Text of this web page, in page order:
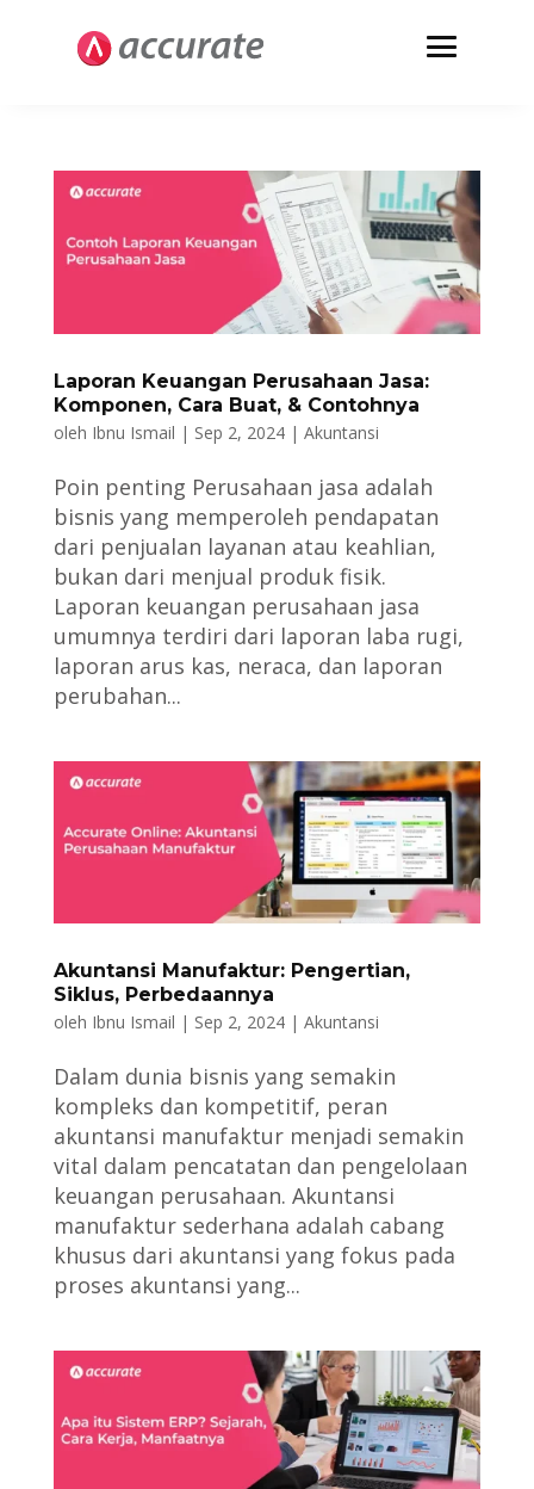
Laporan Keuangan Perusahaan Jasa:
Komponen, Cara Buat, & Contohnya
oleh Ibnu Ismail | Sep 2, 2024| Akuntansi
Poin penting Perusahaan jasa adalah
bisnis yang memperoleh pendapatan
dari penjualan layanan atau keahlian,
bukan dari menjual produk fisik.
Laporan keuangan perusahaan jasa
umumnya terdiri dari laporan laba rugi,
laporan arus kas, neraca, dan laporan
perubahan...
Akuntansi Manufaktur: Pengertian,
Siklus, Perbedaannya
oleh Ibnu Ismail | Sep 2, 2024| Akuntansi
Dalam dunia bisnis yang semakin
kompleks dan kompetitif, peran
akuntansi manufaktur menjadi semakin
vital dalam pencatatan dan pengelolaan
keuangan perusahaan. Akuntansi
manufaktur sederhana adalah cabang
khusus dari akuntansi yang fokus pada
proses akuntansi yang...